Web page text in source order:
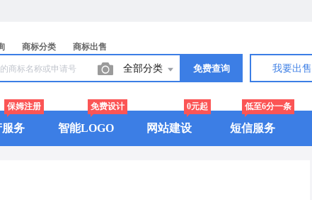
商标分类 商标出售
全部分类 免费查询 我要出售
务
保姆注册
智能LOGO
免费设计
网站建设
0元起
短信服务
低至6分一条